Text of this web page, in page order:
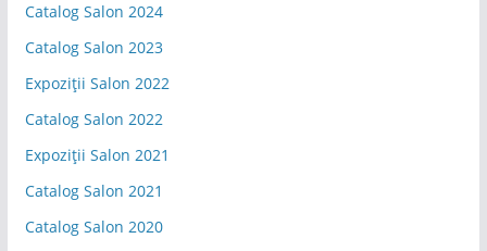
Catalog Salon 2024
Catalog Salon 2023
Expoziții Salon 2022
Catalog Salon 2022
Expoziții Salon 2021
Catalog Salon 2021
Catalog Salon 2020